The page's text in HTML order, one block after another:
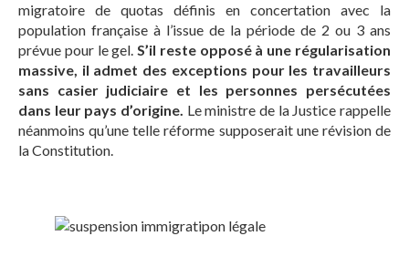
migratoire de quotas définis en concertation avec la
population française à l’issue de la période de 2 ou 3 ans
prévue pour le gel. S’il reste opposé à une régularisation
massive, il admet des exceptions pour les travailleurs
sans casier judiciaire et les personnes persécutées
dans leur pays d’origine. Le ministre de la Justice rappelle
néanmoins qu’une telle réforme supposerait une révision de
la Constitution.